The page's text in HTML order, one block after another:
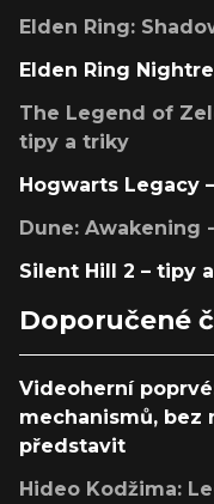
Elden Ring:
Elden Ring
The Legend of
tipy a triky
Hogwarts Legacy
Dune: Awakening
Silent Hill 2 – tipy
Doporučené
Videoherní
mechanismů, bez
představit
Hideo Kodžima: